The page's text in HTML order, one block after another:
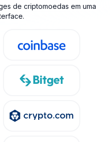
de criptomoedas em uma